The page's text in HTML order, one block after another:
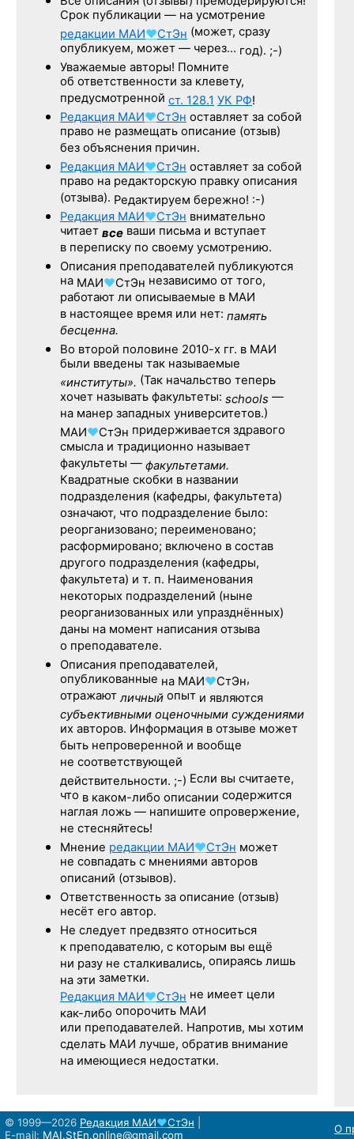
Срок публикации — на усмотрение
редакции МАИ♥СтЭн (может, сразу
опубликуем, может — через… год). ;-)
Уважаемые авторы! Помните
об ответственности за клевету,
предусмотренной ст. 128.1 УК РФ!
Редакция МАИ♥СтЭн оставляет за собой
право не размещать описание (отзыв)
без объяснения причин.
Редакция МАИ♥СтЭн оставляет за собой
право на редакторскую правку описания
(отзыва). Редактируем бережно! :-)
Редакция МАИ♥СтЭн внимательно
читает все ваши письма и вступает
в переписку по своему усмотрению.
Описания преподавателей публикуются
на МАИ♥СтЭн независимо от того,
работают ли описываемые в МАИ
в настоящее время или нет: память
бесценна.
Во второй половине 2010-х гг. в МАИ
были введены так называемые
«институты». (Так начальство теперь
хочет называть факультеты: schools —
на манер западных университетов.)
МАИ♥СтЭн придерживается здравого
смысла и традиционно называет
факультеты — факультетами.
Квадратные скобки в названии
подразделения (кафедры, факультета)
означают, что подразделение было:
реорганизовано; переименовано;
расформировано; включено в состав
другого подразделения (кафедры,
факультета) и т. п. Наименования
некоторых подразделений (ныне
реорганизованных или упразднённых)
даны на момент написания отзыва
о преподавателе.
Описания преподавателей,
опубликованные на МАИ♥СтЭн,
отражаютличный опыт и являются
субъективными оценочными суждениями
их авторов. Информация в отзыве может
быть непроверенной и вообще
не соответствующей
действительности. ;-) Если вы считаете,
что в каком-либо описании содержится
наглая ложь — напишите опровержение,
не стесняйтесь!
Мнение редакции МАИ♥СтЭн может
не совпадать с мнениями авторов
описаний (отзывов).
Ответственность за описание (отзыв)
несёт его автор.
Не следует предвзято относиться
к преподавателю, с которым вы ещё
ни разу не сталкивались, опираясь лишь
на эти заметки.
Редакция МАИ♥СтЭн не имеет цели
как-либо опорочить МАИ
или преподавателей. Напротив, мы хотим
сделать МАИ лучше, обратив внимание
на имеющиеся недостатки.
© 1999—2026 Редакция МАИ♥СтЭн
E-mail: MAI.StEn.online@gmail.com О